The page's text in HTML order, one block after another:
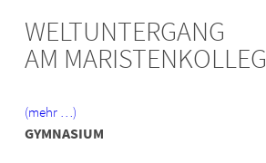
WELTUNTERGANG
AM MARISTENKOLLEG
(mehr …)
GYMNASIUM